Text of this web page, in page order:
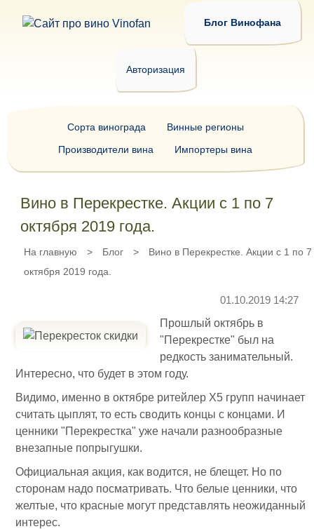
Блог Винофана
Авторизация
Вино в Перекрестке. Акции с 1 по 7
октября 2019 года.
На главную > Блог >
Вино в Перекрестке. Акции с 1 по 7
октября 2019 года.
01.10.2019 14:27
Прошлый октябрь в
"Перекрестке" был на
редкость занимательный.
Интересно, что будет в этом году.
Видимо, именно в октябре ритейлер Х5 групп начинает
считать цыплят, то есть сводить концы с концами. И
ценники "Перекрестка" уже начали разнообразные
внезапные попрыгушки.
Официальная акция, как водится, не блещет. Но по
сторонам надо посматривать. Что белые ценники, что
желтые, что красные могут представлять неожиданный
интерес.
Сорта винограда
Винные регионы
Производители вина
Импортеры вина